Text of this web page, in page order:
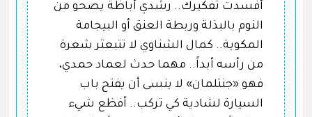
أفسدت تفكيرك.. رشدي أباظة يصحو من
النوم بالبذلة وربطة العنق أو البيجامة
المكوية.. كمال الشناوي لا تتبعثر شعرة
من رأسه أبداً.. مهما حدث لعماد حمدي،
فهو «جنتلمان» لا ينسى أن يفتح باب
السيارة لشادية كي تركب.. أفظع شيء